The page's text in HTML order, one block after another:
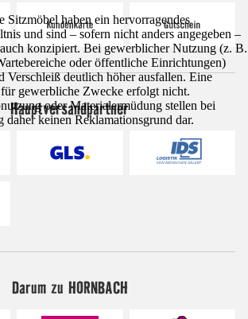
Sitzmöbel haben ein hervorragendes
und sind – sofern nicht anders angegeben –
konzipiert. Bei gewerblicher Nutzung (z. B.
oder öffentliche Einrichtungen)
Verschleiß deutlich höher ausfallen. Eine
gewerbliche Zwecke erfolgt nicht.
oder Materialermüdung stellen bei
daher keinen Reklamationsgrund dar.
Hauptversandpartner
Darum zu HORNBACH